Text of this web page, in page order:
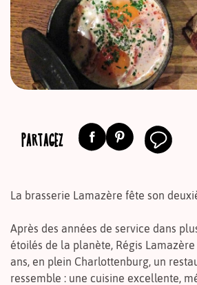
PARTAGEZ
La brasserie Lamazère fête son
Après des années de service dans
étoilés de la planète, Régis
ans, en plein Charlottenburg, un
ressemble : une cuisine excellente,